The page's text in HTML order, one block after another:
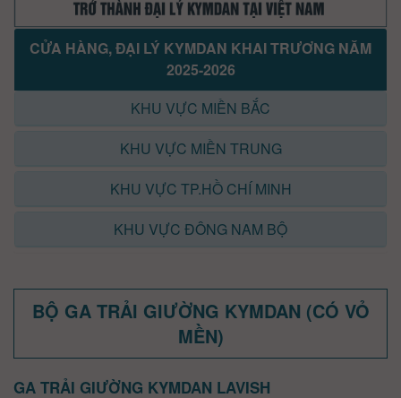
CỬA HÀNG, ĐẠI LÝ KYMDAN KHAI TRƯƠNG NĂM
2025-2026
KHU VỰC MIỀN BẮC
KHU VỰC MIỀN TRUNG
KHU VỰC TP.HỒ CHÍ MINH
KHU VỰC ĐÔNG NAM BỘ
BỘ GA TRẢI GIƯỜNG KYMDAN (CÓ VỎ
MỀN)
GA TRẢI GIƯỜNG KYMDAN LAVISH